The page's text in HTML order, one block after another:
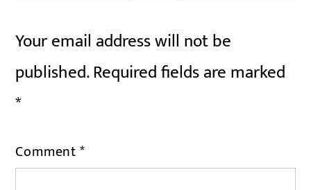
Your email address will not be
published.Required fields are marked
*
Comment*